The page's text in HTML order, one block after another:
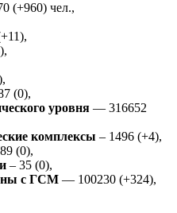
(+960) чел.,
(0),
уровня — 316652
комплексы – 1496 (+4),
(0),
– 35 (0),
с ГСМ — 100230 (+324),